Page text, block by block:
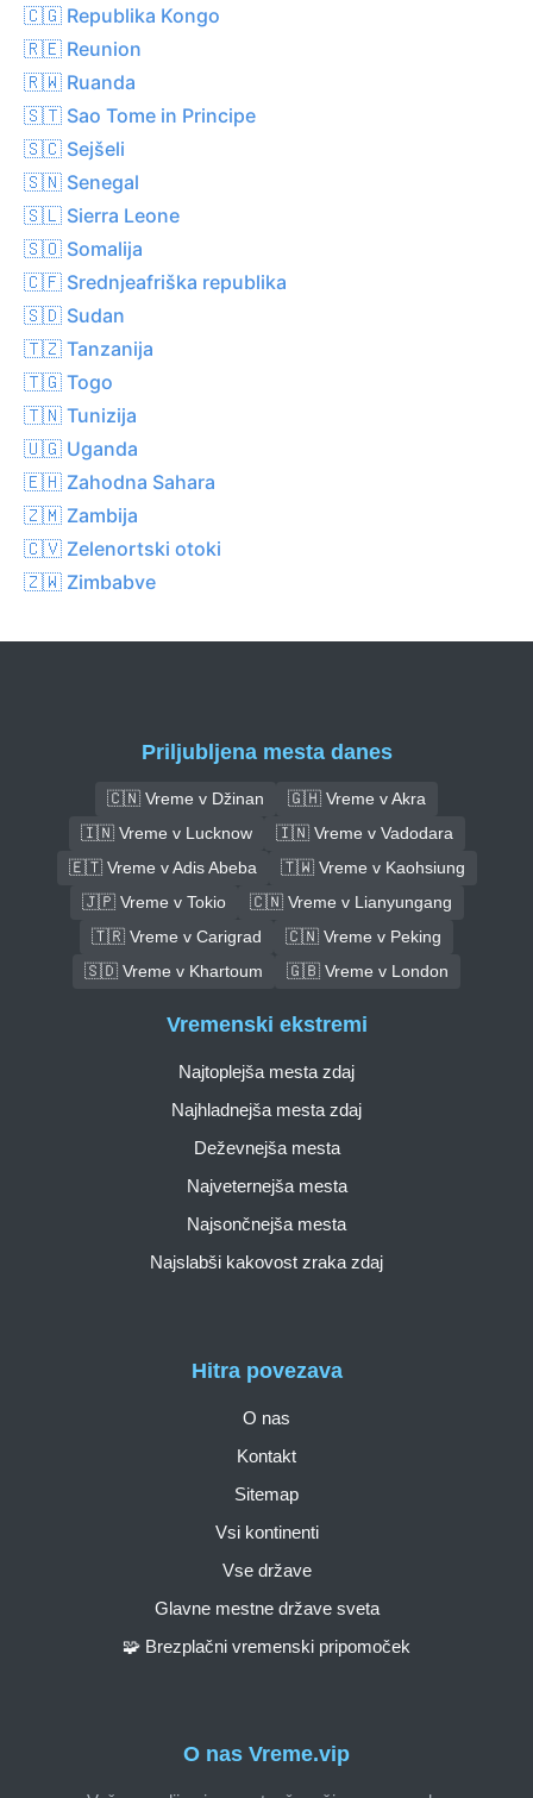
🇨🇬 Republika Kongo
🇷🇪 Reunion
🇷🇼 Ruanda
🇸🇹 Sao Tome in Principe
🇸🇨 Sejšeli
🇸🇳 Senegal
🇸🇱 Sierra Leone
🇸🇴 Somalija
🇨🇫 Srednjeafriška republika
🇸🇩 Sudan
🇹🇿 Tanzanija
🇹🇬 Togo
🇹🇳 Tunizija
🇺🇬 Uganda
🇪🇭 Zahodna Sahara
🇿🇲 Zambija
🇨🇻 Zelenortski otoki
🇿🇼 Zimbabve
Priljubljena mesta danes
🇨🇳 Vreme v Džinan
🇬🇭 Vreme v Akra
🇮🇳 Vreme v Lucknow
🇮🇳 Vreme v Vadodara
🇪🇹 Vreme v Adis Abeba
🇹🇼 Vreme v Kaohsiung
🇯🇵 Vreme v Tokio
🇨🇳 Vreme v Lianyungang
🇹🇷 Vreme v Carigrad
🇨🇳 Vreme v Peking
🇸🇩 Vreme v Khartoum
🇬🇧 Vreme v London
O nas Vreme.vip
Hitra povezava
O nas
Kontakt
Sitemap
Vsi kontinenti
Vse države
Glavne mestne države sveta
🧩 Brezplačni vremenski pripomoček
Vremenski ekstremi
Najtoplejša mesta zdaj
Najhladnejša mesta zdaj
Deževnejša mesta
Najveternejša mesta
Najsončnejša mesta
Najslabši kakovost zraka zdaj